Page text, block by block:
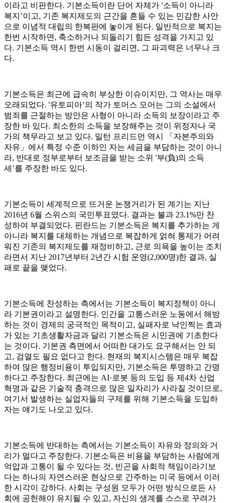
이라고 비판한다. 기본소득이란 단어 자체가 '소득이 아니라
복지’이고, 기존 복지제도의 근간을 흔들 수 있는 민감한 사안
으로 이념적 대립의 한복판에 놓이게 된다. 일반적으로 복지는
한번 시작하면, 축소하거나 되돌리기 힘든 성격을 가지고 있
다. 기본소득 역시 한번 시동이 걸리면, 그 파괴력은 너무나 크
다.
기본소득은 최근에 급속히 부상한 이슈이지만, 그 역사는 매우
오래되었다. '유토피아’의 작가 토머스 모어는 그의 소설에서
범죄를 근절하는 방안은 사형이 아니라 소득의 보장이라고 주
장한 바 있다. 최소한의 소득을 보장해주는 것이 위정자나 국
가의 책무라고 보고 있다. 밀턴 프리드먼 역시 「자본주의와
자유」에서 특정 수준 이하인 자는 세금을 부담하는 것이 아니
라, 반대로 정부로부터 보조금을 받는 소위 '부(負)의 소득
세’를 주장한 바도 있다.
기본소득이 세계적으로 뜨거운 논쟁거리가 된 계기는 지난
2016년 6월 스위스의 국민투표였다. 결과는 불과 23.1%만 찬
성하여 부결되었다. 핀란드는 기본소득은 복지를 추가하는 게
아니라 복지를 대체하는 개념으로 복잡하게 얽혀 통제가 어려
워진 기존의 복지제도를 재정비하고, 근로 의욕을 높이는 조치
라면서 지난 2017년부터 2년간 시험 운영(2,000명)한 결과, 실
패로 끝을 맺었다.
기본소득에 찬성하는 측에서는 기본소득이 복지정책이 아니
라 기본권이라고 설명한다. 인간을 고통스러운 노동에서 해방
하는 것이 경제의 궁극적인 목적이고, 실패자로 낙인찍는 효과
가 있는 기초생활자금과 달리 기본소득은 시민권에 기초한다
는 것이다. 기본권 측면에서 어떠한 대가도 요구해서는 안 되
고, 검열도 필요 없다고 한다. 현재의 복지시스템은 매우 복잡
하여 많은 행정비용이 투입되지만, 기본소득은 투명하고 간명
하다고 주장한다. 최근에는 AI·로봇 등의 도입 등 제4차 산업
혁명과 같은 기술적 충격으로 많은 일자리가 사라질 것이므로,
여기서 발생하는 실업자들의 구제를 위해 기본소득을 도입하
자는 얘기도 나오고 있다.
기본소득에 반대하는 측에서는 기본소득이 자유와 정의와 거
리가 멀다고 주장한다. 기본소득은 비용을 부담하는 사람에게
억압과 고통이 될 수 있다는 것, 빈곤을 사회적 책임이라기보
다는 하나의 자연스러운 현상으로 간주하는 미국 등에서 이러
한 시각이 강하다. 사회는 구성원 모두가 어떤 방식으로든 사
회에 공헌해야 유지될 수 있고, 자신의 생계를 스스로 꾸려가